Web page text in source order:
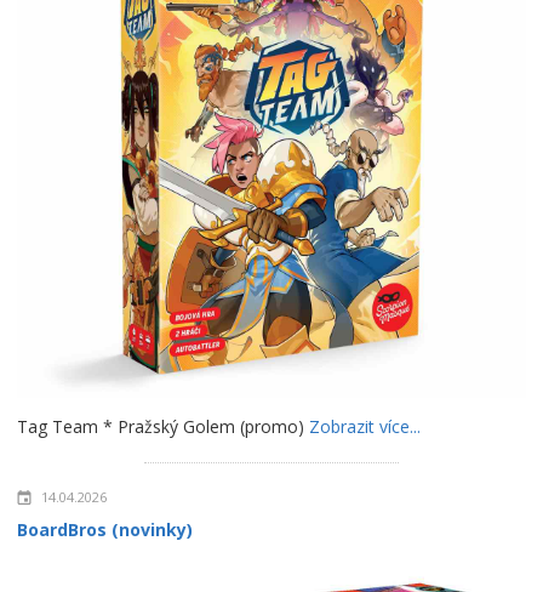
Tag Team * Pražský Golem (promo) Zobrazit více...
14.04.2026
BoardBros (novinky)